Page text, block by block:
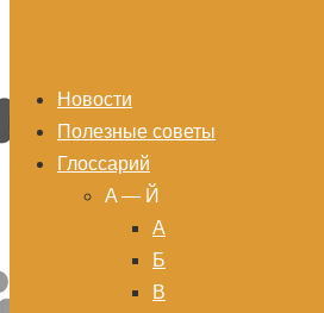
Новости
Полезные советы
Глоссарий
A — Й
А
Б
В